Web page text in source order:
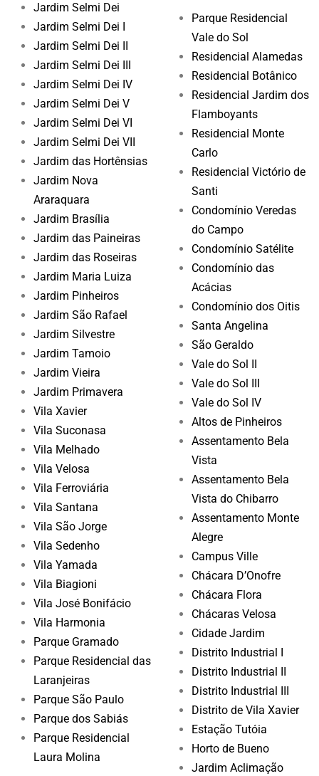
Jardim Selmi Dei
Jardim Selmi Dei I
Jardim Selmi Dei II
Jardim Selmi Dei III
Jardim Selmi Dei IV
Jardim Selmi Dei V
Jardim Selmi Dei VI
Jardim Selmi Dei VII
Jardim das Hortênsias
Jardim Nova
Araraquara
Jardim Brasília
Jardim das Paineiras
Jardim das Roseiras
Jardim Maria Luiza
Jardim Pinheiros
Jardim São Rafael
Jardim Silvestre
Jardim Tamoio
Jardim Vieira
Jardim Primavera
Vila Xavier
Vila Suconasa
Vila Melhado
Vila Velosa
Vila Ferroviária
Vila Santana
Vila São Jorge
Vila Sedenho
Vila Yamada
Vila Biagioni
Vila José Bonifácio
Vila Harmonia
Parque Gramado
Parque Residencial das
Laranjeiras
Parque São Paulo
Parque dos Sabiás
Parque Residencial
Laura Molina
Parque Residencial
Vale do Sol
Residencial Alamedas
Residencial Botânico
Residencial Jardim dos
Flamboyants
Residencial Monte
Carlo
Residencial Victório de
Santi
Condomínio Veredas
do Campo
Condomínio Satélite
Condomínio das
Acácias
Condomínio dos Oitis
Santa Angelina
São Geraldo
Vale do Sol II
Vale do Sol III
Vale do Sol IV
Altos de Pinheiros
Assentamento Bela
Vista
Assentamento Bela
Vista do Chibarro
Assentamento Monte
Alegre
Campus Ville
Chácara D’Onofre
Chácara Flora
Chácaras Velosa
Cidade Jardim
Distrito Industrial I
Distrito Industrial II
Distrito Industrial III
Distrito de Vila Xavier
Estação Tutóia
Horto de Bueno
Jardim Aclimação